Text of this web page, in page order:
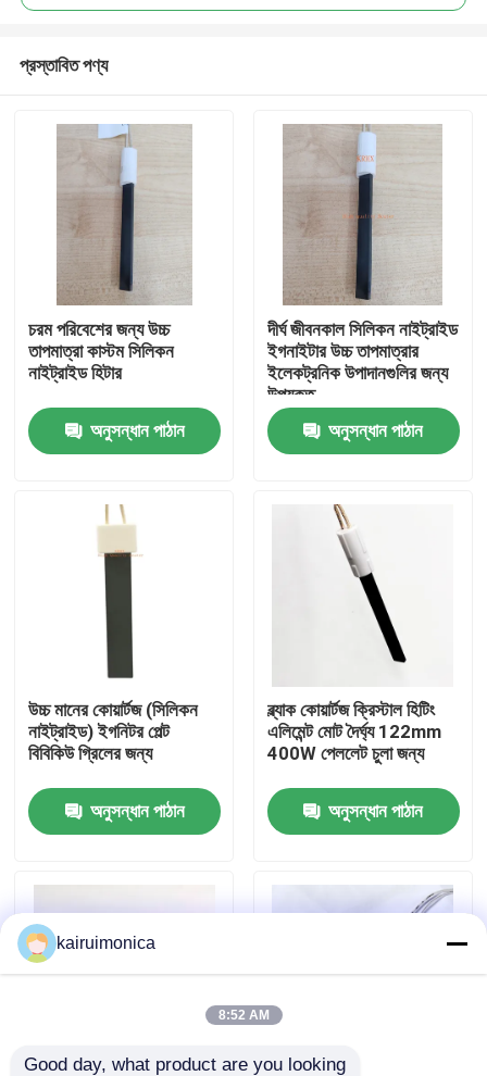
বাড়ি
আমাদের সম্পর্কে
কারখানা ভ্রমণ
যোগাযোগ করুন
উদ্ধৃতির জন্য আবেদন
প্রস্তাবিত পণ্য
চরম পরিবেশের জন্য উচ্চ
তাপমাত্রা কাস্টম সিলিকন
নাইট্রাইড হিটার
অনুসন্ধান পাঠান
দীর্ঘ জীবনকাল সিলিকন নাইট্রাইড
ইগনাইটার উচ্চ তাপমাত্রার
ইলেকট্রনিক উপাদানগুলির জন্য
উপযুক্ত
অনুসন্ধান পাঠান
উচ্চ মানের কোয়ার্টজ (সিলিকন
নাইট্রাইড) ইগনিটর পেল্ট
বিবিকিউ গ্রিলের জন্য
অনুসন্ধান পাঠান
ব্ল্যাক কোয়ার্টজ ক্রিস্টাল হিটিং
এলিমেন্ট মোট দৈর্ঘ্য 122mm
400W পেললেট চুলা জন্য
অনুসন্ধান পাঠান
kairuimonica
8:52 AM
Good day, what product are you looking